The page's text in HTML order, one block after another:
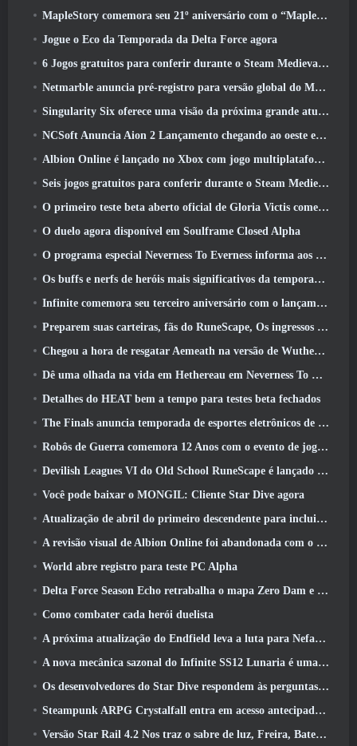
MapleStory comemora seu 21º aniversário com o “Maple University Event”
Jogue o Eco da Temporada da Delta Force agora
6 Jogos gratuitos para conferir durante o Steam Medieval Fest
Netmarble anuncia pré-registro para versão global do MMORPG de ficção científica RF Online Next
Singularity Six oferece uma visão da próxima grande atualização de Palia, The Royal Highlands
NCSoft Anuncia Aion 2 Lançamento chegando ao oeste este ano
Albion Online é lançado no Xbox com jogo multiplataforma completo
Seis jogos gratuitos para conferir durante o Steam Medieval Fest
O primeiro teste beta aberto oficial de Gloria Victis começa hoje
O duelo agora disponível em Soulframe Closed Alpha
O programa especial Neverness To Everness informa aos jogadores o que esperar dos lançamentos
Os buffs e nerfs de heróis mais significativos da temporada 7.5
Infinite comemora seu terceiro aniversário com o lançamento do SS12 Lunaria hoje
Preparem suas carteiras, fãs do RuneScape, Os ingressos para o RuneFest estão prestes a ser colocados à venda
Chegou a hora de resgatar Aemeath na versão de Wuthering Waves 3.3 Atualizar
Dê uma olhada na vida em Hethereau em Neverness To Everness, vídeo de pré-visualização do jogo de lançamento
Detalhes do HEAT bem a tempo para testes beta fechados
The Finals anuncia temporada de esportes eletrônicos de US$ 200 mil
Robôs de Guerra comemora 12 Anos com o evento de jogos robóticos marcianos
Devilish Leagues VI do Old School RuneScape é lançado hoje
Você pode baixar o MONGIL: Cliente Star Dive agora
Atualização de abril do primeiro descendente para incluir versão beta do novo conteúdo do Endgame
A revisão visual de Albion Online foi abandonada com o lançamento da atualização Radiant Wilds hoje
World abre registro para teste PC Alpha
Delta Force Season Echo retrabalha o mapa Zero Dam e expande a jogabilidade das operações
Como combater cada herói duelista
A próxima atualização do Endfield leva a luta para Nefarith
A nova mecânica sazonal do Infinite SS12 Lunaria é uma das “maiores adições” ao jogo
Os desenvolvedores do Star Dive respondem às perguntas dos jogadores em uma transmissão ao vivo surpresa
Steampunk ARPG Crystalfall entra em acesso antecipado, Mas não sem alguns problemas
Versão Star Rail 4.2 Nos traz o sabre de luz, Freira, Baterista Trailblazer e um emanador de euforia